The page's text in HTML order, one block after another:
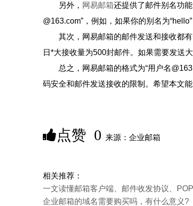
另外， 网易邮箱还提供了邮件别名功
@163.com”，例如，如果你的别名为
其次，网易邮箱的邮件发送和接收都
日*大接收量为500封邮件。如果需要发送
总之，网易邮箱的格式为“用户名
码安全和邮件发送接收的限制。希望本文
点赞 0 来源：企业邮箱
相关推荐：
一文读懂邮箱客户端、邮件收发协议、
企业邮箱的域名需要购买吗，有什么意义?